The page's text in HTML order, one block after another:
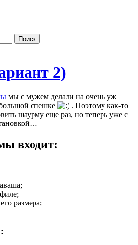
Поиск
2)
мы с мужем делали на очень уж
спешке
. Поэтому как-то
шаурму еще раз, но теперь уже с
входит:
размера;